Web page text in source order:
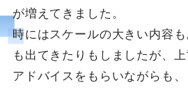
が増えてきました。
時にはスケールの大きい内容
も出てきたりもしましたが、
アドバイスをもらいながらも